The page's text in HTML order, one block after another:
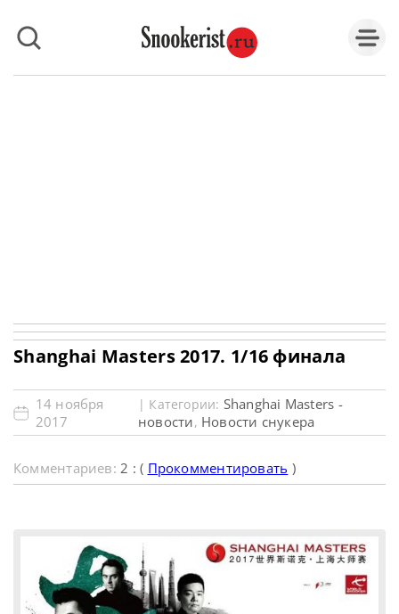
Shanghai Masters 2017. 1/16 финала
14 ноября
2017
| Категории: Shanghai Masters -
новости, Новости снукера
Комментариев:2 : ( Прокомментировать )